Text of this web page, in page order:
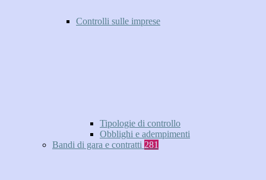
Controlli sulle imprese
Tipologie di controllo
Obblighi e adempimenti
Bandi di gara e contratti 281